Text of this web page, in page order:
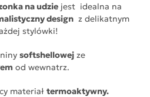
na udzie jest idealna na
design z delikatnym
stylówki!
softshellowej ze
od wewnatrz.
materiał termoaktywny.